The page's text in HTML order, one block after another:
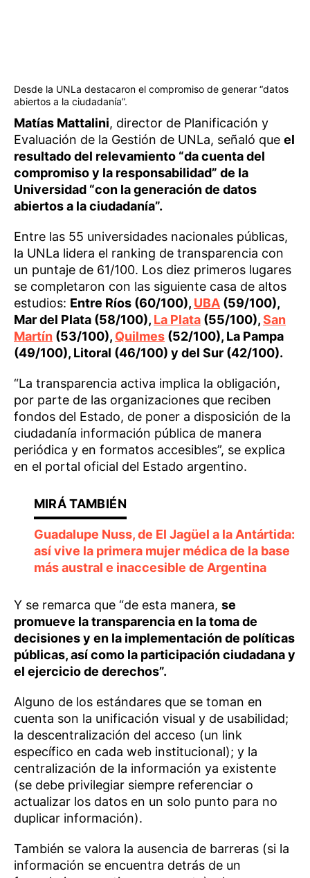
Desde la UNLa destacaron el compromiso de generar “datos
abiertos a la ciudadanía”.
Matías Mattalini, director de Planificación y
Evaluación de la Gestión de UNLa, señaló que el
resultado del relevamiento “da cuenta del
compromiso y la responsabilidad” de la
Universidad “con la generación de datos
abiertos a la ciudadanía”.
Entre las 55 universidades nacionales públicas,
la UNLa lidera el ranking de transparencia con
un puntaje de 61/100. Los diez primeros lugares
se completaron con las siguiente casa de altos
estudios: Entre Ríos (60/100), UBA (59/100),
Mar del Plata (58/100), La Plata (55/100),San
Martín (53/100), Quilmes (52/100), La Pampa
(49/100), Litoral (46/100) y del Sur (42/100).
“La transparencia activa implica la obligación,
por parte de las organizaciones que reciben
fondos del Estado, de poner a disposición de la
ciudadanía información pública de manera
periódica y en formatos accesibles”, se explica
en el portal oficial del Estado argentino.
Guadalupe Nuss, de El Jagüel a la Antártida:
así vive la primera mujer médica de la base
más austral e inaccesible de Argentina
Y se remarca que “de esta manera, se
promueve la transparencia en la toma de
decisiones y en la implementación de políticas
públicas, así como la participación ciudadana y
el ejercicio de derechos”.
Alguno de los estándares que se toman en
cuenta son la unificación visual y de usabilidad;
la descentralización del acceso (un link
específico en cada web institucional); y la
centralización de la información ya existente
(se debe privilegiar siempre referenciar o
actualizar los datos en un solo punto para no
duplicar información).
También se valora la ausencia de barreras (si la
información se encuentra detrás de un